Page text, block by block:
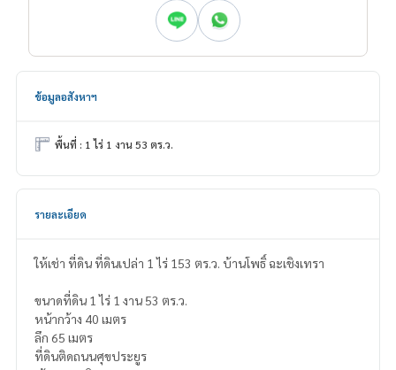
ข้อมูลอสังหาฯ
พื้นที่ : 1 ไร่ 1 งาน 53 ตร.ว.
รายละเอียด
ให้เช่า ที่ดิน ที่ดินเปล่า 1 ไร่ 153 ตร.ว. บ้านโพธิ์ ฉะเชิงเทรา
ขนาดที่ดิน 1 ไร่ 1 งาน 53 ตร.ว.
หน้ากว้าง 40 เมตร
ลึก 65 เมตร
ที่ดินติดถนนศุขประยูร